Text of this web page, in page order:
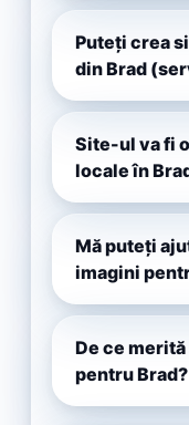
Puteți crea
din Brad
Site-ul va fi
locale în
Mă puteți
imagini
De ce
pentru Brad?